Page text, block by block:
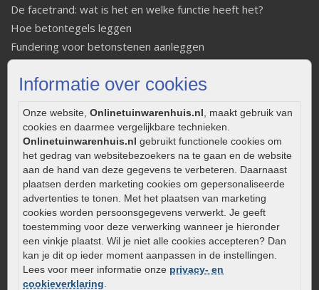
Informatie over cookies
Onze website, Onlinetuinwarenhuis.nl , maakt gebruik van
cookies en daarmee vergelijkbare technieken.
Onlinetuinwarenhuis.nl gebruikt functionele cookies om
het gedrag van websitebezoekers na te gaan en de website
aan de hand van deze gegevens te verbeteren. Daarnaast
plaatsen derden marketing cookies om gepersonaliseerde
advertenties te tonen. Met het plaatsen van marketing
cookies worden persoonsgegevens verwerkt. Je geeft
toestemming voor deze verwerking wanneer je hieronder
een vinkje plaatst. Wil je niet alle cookies accepteren? Dan
kan je dit op ieder moment aanpassen in de instellingen.
Lees voor meer informatie onze privacy- en
cookieverklaring
De facetrand: wat is het en welke functie heeft het?
Hoe betontegels leggen
Fundering voor betonstenen aanleggen
Welke tuinstijl past bij mij
Strakke tuin inrichten
Onderhoud van gebakken bestrating
Aanlegtips voor gebakken bestrating
Zelf een terras aanleggen
Kleine stadstuin inrichten
0320 – 219170
Kaapstanderweg 41
8243 RB Lelystad
info@onlinetuinwarenhuis.nl
Routebeschrijving